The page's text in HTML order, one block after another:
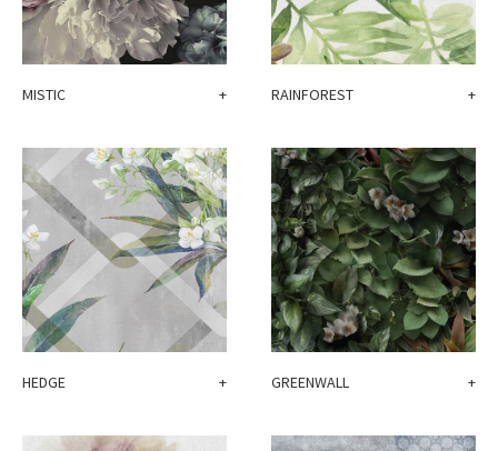
MISTIC + RAINFOREST +
HEDGE + GREENWALL +